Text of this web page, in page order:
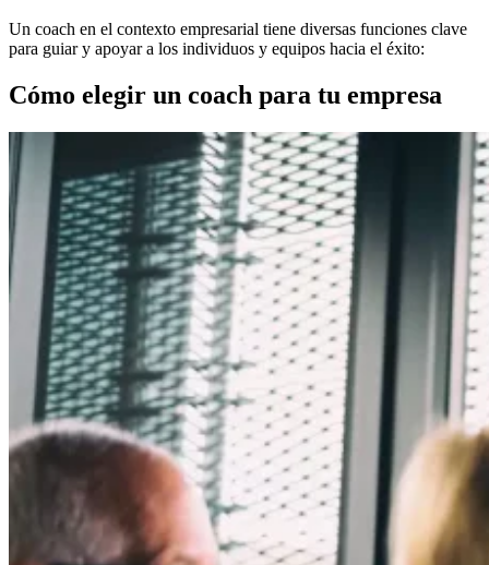
Un coach en el contexto empresarial tiene diversas funciones clave
para guiar y apoyar a los individuos y equipos hacia el éxito:
Cómo elegir un coach para tu empresa